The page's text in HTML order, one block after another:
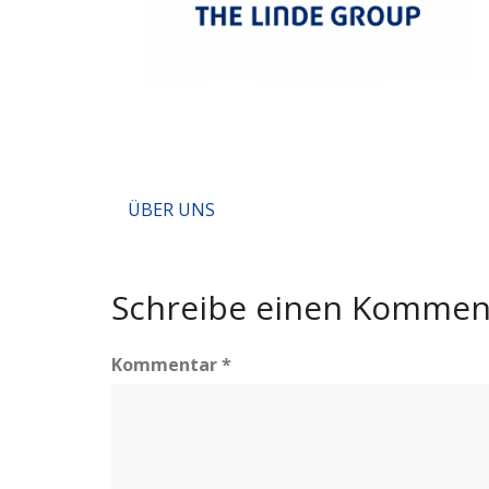
Beitragsnavigation
ÜBER UNS
Schreibe einen
Kommentar*